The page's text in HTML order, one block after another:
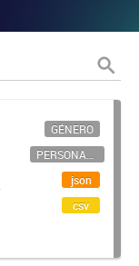
GÉNERO
PERSONAL CIENTÍFICO-TECNOLÓGICO
json
csv